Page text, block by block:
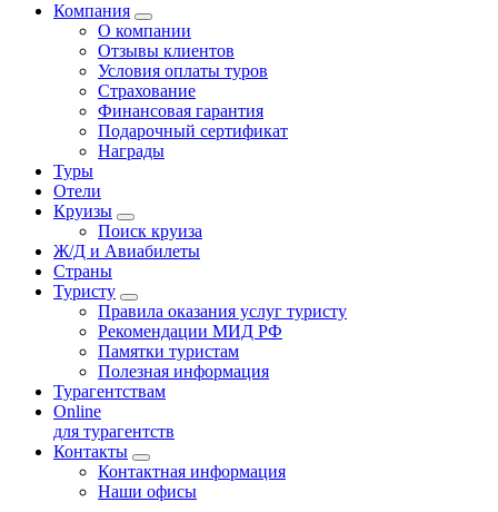
Компания
О компании
Отзывы клиентов
Условия оплаты туров
Страхование
Финансовая гарантия
Подарочный сертификат
Награды
Туры
Отели
Круизы
Поиск круиза
Ж/Д и Авиабилеты
Страны
Туристу
Правила оказания услуг туристу
Рекомендации МИД РФ
Памятки туристам
Полезная информация
Турагентствам
Online
для турагентств
Контакты
Контактная информация
Наши офисы